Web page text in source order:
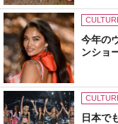
今年の
ンショ
日本で